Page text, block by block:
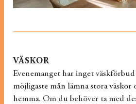
VÄSKOR
Evenemanget har inget
möjligaste mån lämna stora väskor
hemma. Om du behöver ta med